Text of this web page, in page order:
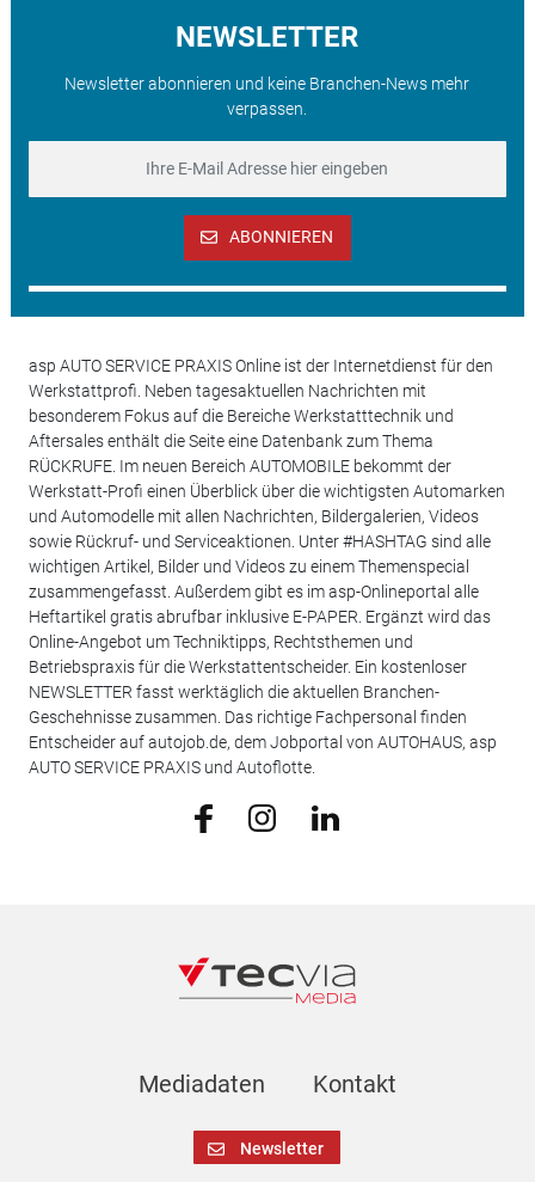
NEWSLETTER
Newsletter abonnieren und keine Branchen-News mehr
verpassen.
ABONNIEREN
asp AUTO SERVICE PRAXIS Online ist der Internetdienst für den
Werkstattprofi. Neben tagesaktuellen Nachrichten mit
besonderem Fokus auf die Bereiche Werkstatttechnik und
Aftersales enthält die Seite eine Datenbank zum Thema
RÜCKRUFE. Im neuen Bereich AUTOMOBILE bekommt der
Werkstatt-Profi einen Überblick über die wichtigsten Automarken
und Automodelle mit allen Nachrichten, Bildergalerien, Videos
sowie Rückruf- und Serviceaktionen. Unter #HASHTAG sind alle
wichtigen Artikel, Bilder und Videos zu einem Themenspecial
zusammengefasst. Außerdem gibt es im asp-Onlineportal alle
Heftartikel gratis abrufbar inklusive E-PAPER. Ergänzt wird das
Online-Angebot um Techniktipps, Rechtsthemen und
Betriebspraxis für die Werkstattentscheider. Ein kostenloser
NEWSLETTER fasst werktäglich die aktuellen Branchen-
Geschehnisse zusammen. Das richtige Fachpersonal finden
Entscheider auf autojob.de, dem Jobportal von AUTOHAUS, asp
AUTO SERVICE PRAXIS und Autoflotte.
Mediadaten Kontakt
Newsletter